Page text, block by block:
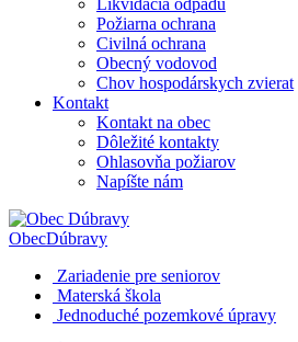
Likvidácia odpadu
Požiarna ochrana
Civilná ochrana
Obecný vodovod
Chov hospodárskych zvierat
Kontakt
Kontakt na obec
Dôležité kontakty
Ohlasovňa požiarov
Napíšte nám
ObecDúbravy
Zariadenie pre seniorov
Materská škola
Jednoduché pozemkové úpravy